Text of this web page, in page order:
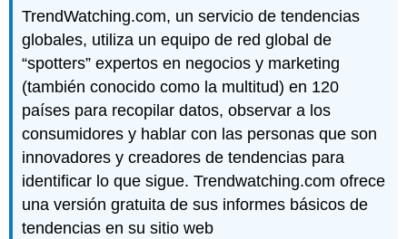
TrendWatching.com, un servicio de tendencias
globales, utiliza un equipo de red global de
“spotters” expertos en negocios y marketing
(también conocido como la multitud) en 120
países para recopilar datos, observar a los
consumidores y hablar con las personas que son
innovadores y creadores de tendencias para
identificar lo que sigue. Trendwatching.com ofrece
una versión gratuita de sus informes básicos de
tendencias en su sitio web